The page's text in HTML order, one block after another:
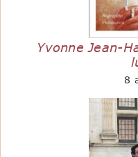
Yvonne Jean-
8